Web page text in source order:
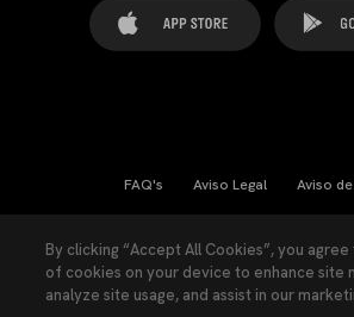
FAQ's Aviso Legal Aviso
Ley Transparencia Política de
By clicking “Accept All Cookies”, you
of cookies on your device to enhance site
analyze site usage, and assist in our